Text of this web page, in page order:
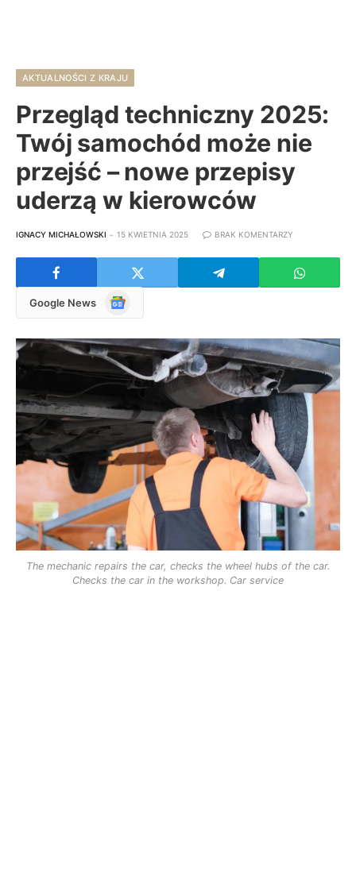
AKTUALNOŚCI Z KRAJU
Przegląd techniczny 2025:
Twój samochód może nie
przejść – nowe przepisy
uderzą w kierowców
IGNACY MICHAŁOWSKI 15 KWIETNIA 2025 BRAK KOMENTARZY
Google News
Google
The mechanic repairs the car, checks the wheel hubs of the car.
Checks the car in the workshop. Car service